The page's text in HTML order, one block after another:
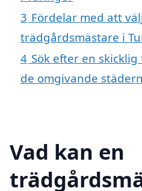
3 Fördelar med att
trädgårdsmästare i
4 Sök efter en
de omgivande
Vad kan en